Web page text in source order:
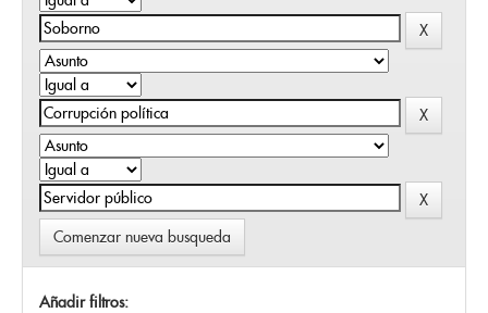
Comenzar nueva busqueda
Añadir filtros: